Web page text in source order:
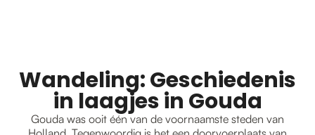
Wandeling: Geschiedenis
in laagjes in Gouda
Gouda was ooit één van de voornaamste steden van